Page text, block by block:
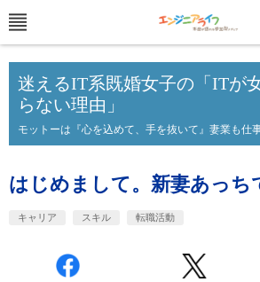
迷えるIT系既婚女子の「ITが
らない理由」
モットーは『心を込めて、手を抜いて』妻業も仕
はじめまして。新妻あっち
キャリア スキル 転職活動